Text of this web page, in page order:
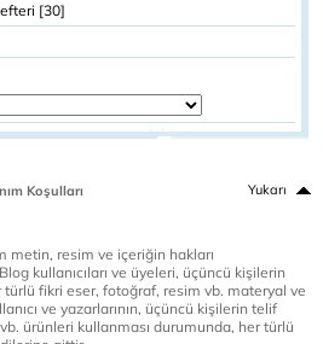
[30]
Koşulları Yukarı
metin, resim ve içeriğin hakları
kullanıcıları ve üyeleri, üçüncü kişilerin
fikri eser, fotoğraf, resim vb. materyal ve
ve yazarlarının, üçüncü kişilerin telif
ürünleri kullanması durumunda, her türlü